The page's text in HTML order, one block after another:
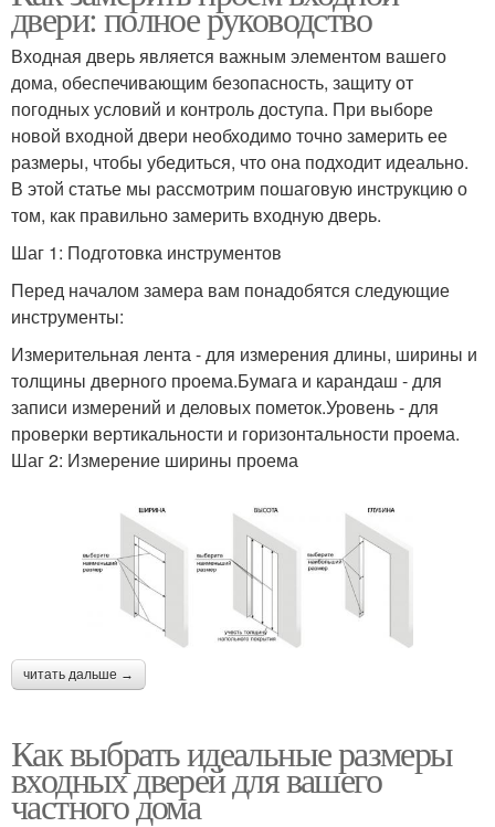
двери: полное руководство
Входная дверь является важным элементом вашего
дома, обеспечивающим безопасность, защиту от
погодных условий и контроль доступа. При выборе
новой входной двери необходимо точно замерить ее
размеры, чтобы убедиться, что она подходит идеально.
В этой статье мы рассмотрим пошаговую инструкцию о
том, как правильно замерить входную дверь.
Шаг 1: Подготовка инструментов
Перед началом замера вам понадобятся следующие
инструменты:
Измерительная лента - для измерения длины, ширины и
толщины дверного проема.Бумага и карандаш - для
записи измерений и деловых пометок.Уровень - для
проверки вертикальности и горизонтальности проема.
Шаг 2: Измерение ширины проема
читать дальше →
Как выбрать идеальные размеры
входных дверей для вашего
частного дома